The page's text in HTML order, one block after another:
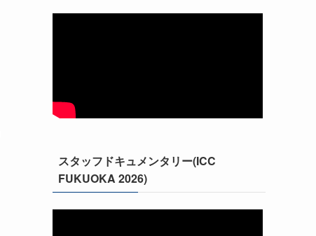
スタッフドキュメンタリー(ICC
FUKUOKA 2026)